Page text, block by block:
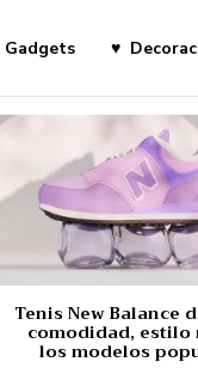
Gadgets ♥
Tenis New Balance
comodidad, estilo
los modelos